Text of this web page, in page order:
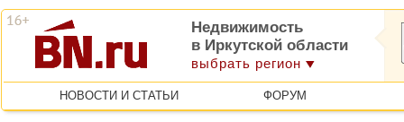
Недвижимость
в Иркутской области
выбрать регион
НОВОСТИ И СТАТЬИ ФОРУМ